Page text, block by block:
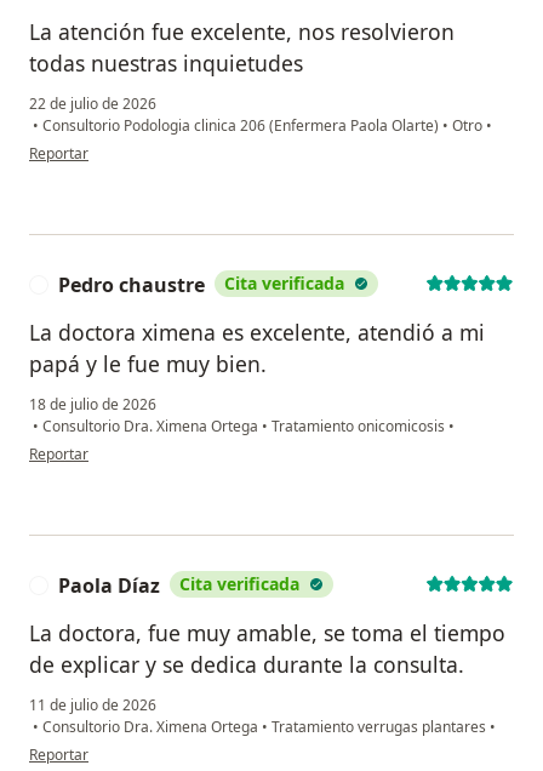
La atención fue excelente, nos resolvieron
todas nuestras inquietudes
22 de julio de 2026
• Consultorio Podologia clinica 206 (Enfermera Paola Olarte) • Otro •
en opinión del usuario Clau muñoz
Reportar
Pedro chaustre Cita verificada
La doctora ximena es excelente, atendió a mi
papá y le fue muy bien.
18 de julio de 2026
• Consultorio Dra. Ximena Ortega • Tratamiento onicomicosis •
en opinión del usuario Pedro chaustre
Reportar
Paola Díaz Cita verificada
La doctora, fue muy amable, se toma el tiempo
de explicar y se dedica durante la consulta.
11 de julio de 2026
• Consultorio Dra. Ximena Ortega • Tratamiento verrugas plantares •
en opinión del usuario Paola Díaz
Reportar